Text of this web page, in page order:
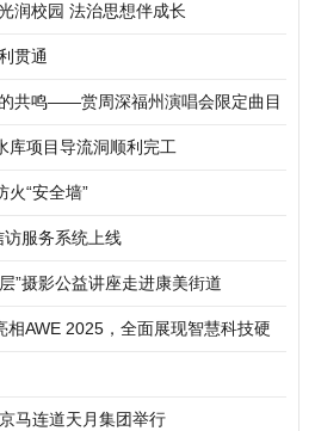
润校园 法治思想伴成长
贯通
共鸣——赏周深福州演唱会限定曲目
库项目导流洞顺利完工
火“安全墙”
访服务系统上线
”摄影公益讲座走进康美街道
AWE 2025，全面展现智慧科技硬
马连道天月集团举行